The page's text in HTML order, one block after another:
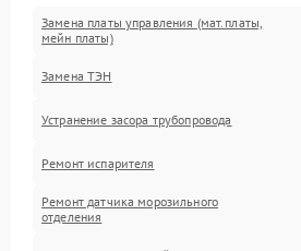
Замена платы управления (мат.платы,
мейн платы)
Замена ТЭН
Устранение засора трубопровода
Ремонт испарителя
Ремонт датчика морозильного
отделения